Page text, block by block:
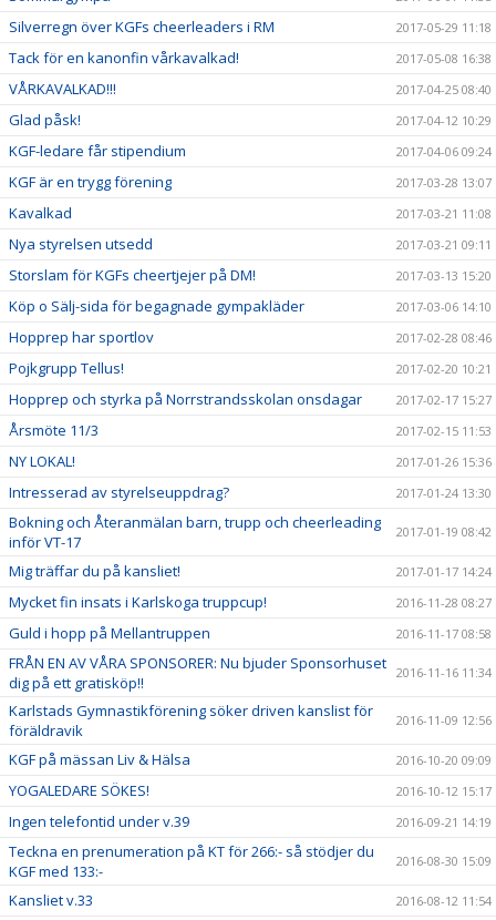
Silverregn över KGFs cheerleaders i RM 2017-05-29 11:18
Tack för en kanonfin vårkavalkad! 2017-05-08 16:38
VÅRKAVALKAD!!! 2017-04-25 08:40
Glad påsk! 2017-04-12 10:29
KGF-ledare får stipendium 2017-04-06 09:24
KGF är en trygg förening 2017-03-28 13:07
Kavalkad 2017-03-21 11:08
Nya styrelsen utsedd 2017-03-21 09:11
Storslam för KGFs cheertjejer på DM! 2017-03-13 15:20
Köp o Sälj-sida för begagnade gympakläder 2017-03-06 14:10
Hopprep har sportlov 2017-02-28 08:46
Pojkgrupp Tellus! 2017-02-20 10:21
Hopprep och styrka på Norrstrandsskolan onsdagar 2017-02-17 15:27
Årsmöte 11/3 2017-02-15 11:53
NY LOKAL! 2017-01-26 15:36
Intresserad av styrelseuppdrag? 2017-01-24 13:30
Bokning och Återanmälan barn, trupp och cheerleading
inför VT-17
2017-01-19 08:42
Mig träffar du på kansliet! 2017-01-17 14:24
Mycket fin insats i Karlskoga truppcup! 2016-11-28 08:27
Guld i hopp på Mellantruppen 2016-11-17 08:58
FRÅN EN AV VÅRA SPONSORER: Nu bjuder Sponsorhuset
dig på ett gratisköp!!
2016-11-16 11:34
Karlstads Gymnastikförening söker driven kanslist för
föräldravik
2016-11-09 12:56
KGF på mässan Liv & Hälsa 2016-10-20 09:09
YOGALEDARE SÖKES! 2016-10-12 15:17
Ingen telefontid under v.39 2016-09-21 14:19
Teckna en prenumeration på KT för 266:- så stödjer du
KGF med 133:-
2016-08-30 15:09
Kansliet v.33 2016-08-12 11:54